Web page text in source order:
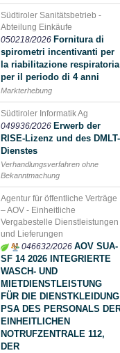
Südtiroler Sanitätsbetrieb -
Abteilung Einkäufe
050218/2026 Fornitura di
spirometri incentivanti per
la riabilitazione respiratoria
per il periodo di 4 anni
Markterhebung
Südtiroler Informatik Ag
049936/2026 Erwerb der
RISE-Lizenz und des DMLT-
Dienstes
Verhandlungsverfahren ohne
Bekanntmachung
Agentur für öffentliche Verträge
– AOV - Einheitliche
Vergabestelle Dienstleistungen
und Lieferungen
046632/2026 AOV SUA-
SF 14 2026 INTEGRIERTE
WASCH- UND
MIETDIENSTLEISTUNG
FÜR DIE DIENSTKLEIDUNG
PSA DES PERSONALS
EINHEITLICHEN
NOTRUFZENTRALE 112,
DER